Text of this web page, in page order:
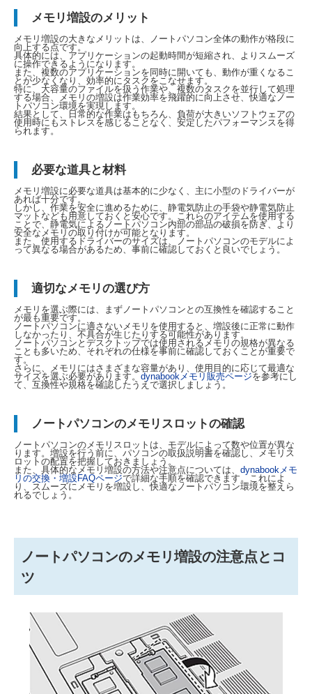
メモリ増設のメリット
メモリ増設の大きなメリットは、ノートパソコン全体の動作が格段に
向上する点です。
具体的には、アプリケーションの起動時間が短縮され、よりスムーズ
に操作できるようになります。
また、複数のアプリケーションを同時に開いても、動作が重くなるこ
とが少なくなり、効率的にタスクをこなせます。
特に、大容量のファイルを扱う作業や、複数のタスクを並行して処理
する場合、メモリの増設は作業効率を飛躍的に向上させ、快適なノー
トパソコン環境を実現します。
結果として、日常的な作業はもちろん、負荷が大きいソフトウェアの
使用時にもストレスを感じることなく、安定したパフォーマンスを得
られます。
必要な道具と材料
メモリ増設に必要な道具は基本的に少なく、主に小型のドライバーが
あれば十分です。
しかし、作業を安全に進めるために、静電気防止の手袋や静電気防止
マットなども用意しておくと安心です。これらのアイテムを使用する
ことで、静電気によるノートパソコン内部の部品の破損を防ぎ、より
安全なメモリの取り付けが可能となります。
また、使用するドライバーのサイズは、ノートパソコンのモデルによ
って異なる場合があるため、事前に確認しておくと良いでしょう。
適切なメモリの選び方
メモリを選ぶ際には、まずノートパソコンとの互換性を確認すること
が最も重要です。
ノートパソコンに適さないメモリを使用すると、増設後に正常に動作
しなかったり、不具合が生じたりする可能性があります。
ノートパソコンとデスクトップでは使用されるメモリの規格が異なる
ことも多いため、それぞれの仕様を事前に確認しておくことが重要で
す。
さらに、メモリにはさまざまな容量があり、使用目的に応じて最適な
サイズを選ぶ必要があります。 dynabookメモリ販売ページを参考にし
て、互換性や規格を確認したうえで選択しましょう。
ノートパソコンのメモリスロットの確認
ノートパソコンのメモリスロットは、モデルによって数や位置が異な
ります。増設を行う前に、パソコンの取扱説明書を確認し、メモリス
ロットの配置を把握しておきましょう。
また、具体的なメモリ増設の方法や注意点については、 dynabookメモ
リの交換・増設FAQページで詳細な手順を確認できます。これによ
り、スムーズにメモリを増設し、快適なノートパソコン環境を整えら
れるでしょう。
ノートパソコンのメモリ増設の注意点とコ
ツ